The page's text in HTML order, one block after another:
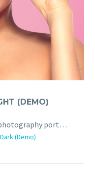
(DEMO)
Light template for stunning photography portfolio page
(Demo)